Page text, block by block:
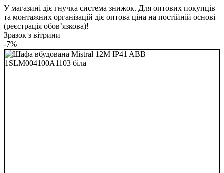
У магазині діє гнучка система знижок. Для оптових покупців
та монтажних організацій діє оптова ціна на постійній основі
(реєстрація обов’язкова)!
Зразок з вітрини
-7%